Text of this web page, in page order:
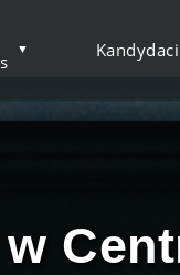
Kandydaci
w